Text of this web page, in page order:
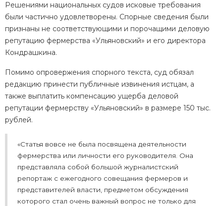
Решениями национальных судов исковые требования
были частично удовлетворены. Спорные сведения были
признаны не соответствующими и порочащими деловую
репутацию фермерства «Ульяновский» и его директора
Кондрашкина.
Помимо опровержения спорного текста, суд обязал
редакцию принести публичные извинения истцам, а
также выплатить компенсацию ущерба деловой
репутации фермерству «Ульяновский» в размере 150 тыс.
рублей.
«Статья вовсе не была посвящена деятельности
фермерства или личности его руководителя. Она
представляла собой большой журналистский
репортаж с ежегодного совещания фермеров и
представителей власти, предметом обсуждения
которого стал очень важный вопрос не только для